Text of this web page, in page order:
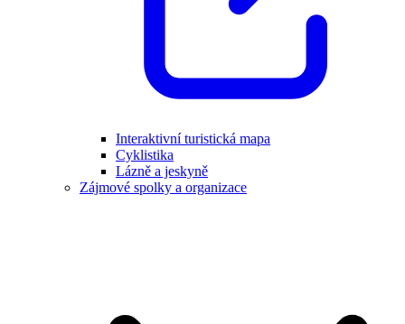
Interaktivní turistická mapa
Cyklistika
Lázně a jeskyně
Zájmové spolky a organizace